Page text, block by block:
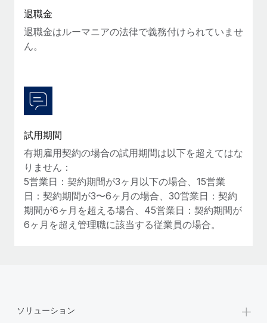
を保護することは極めて重要です。...
詳細を見る
退職金
退職金はルーマニアの法律で義務付けられていませ
ん。
試用期間
有期雇用契約の場合の試用期間は以下を超えてはな
りません：
5営業日：契約期間が3ヶ月以下の場合、15営業
日：契約期間が3〜6ヶ月の場合、30営業日：契約
期間が6ヶ月を超える場合、45営業日：契約期間が
6ヶ月を超え管理職に該当する従業員の場合。
ソリューション +